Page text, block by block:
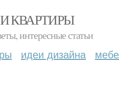
КВАРТИРЫ
интересные статьи
идеи дизайна